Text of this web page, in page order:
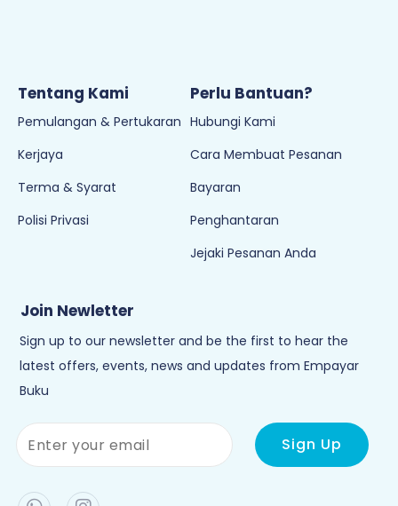
Tentang Kami
Pemulangan & Pertukaran
Kerjaya
Terma & Syarat
Polisi Privasi
Perlu Bantuan?
Hubungi Kami
Cara Membuat Pesanan
Bayaran
Penghantaran
Jejaki Pesanan Anda
Join Newletter
Sign up to our newsletter and be the first to hear the
latest offers, events, news and updates from Empayar
Buku